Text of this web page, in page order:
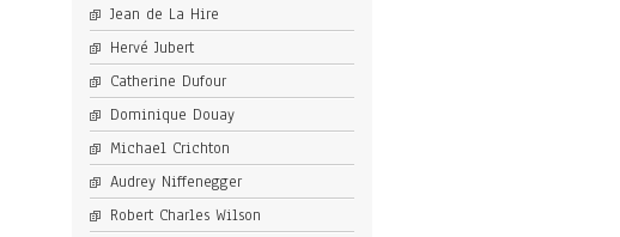
Jean de La Hire
Hervé Jubert
Catherine Dufour
Dominique Douay
Michael Crichton
Audrey Niffenegger
Robert Charles Wilson